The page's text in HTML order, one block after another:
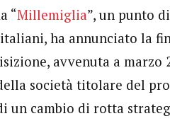
“Millemiglia”, un punto
ha annunciato la
avvenuta a
società titolare del
un cambio di rotta